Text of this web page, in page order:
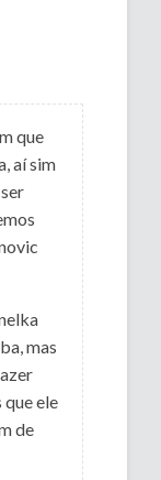
que
aí sim
mas
que ele
de